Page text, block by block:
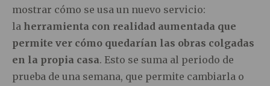
mostrar cómo se usa un nuevo servicio:
la herramienta con realidad aumentada que
permite ver cómo quedarían las obras colgadas
en la propia casa. Esto se suma al periodo de
prueba de una semana, que permite cambiarla o